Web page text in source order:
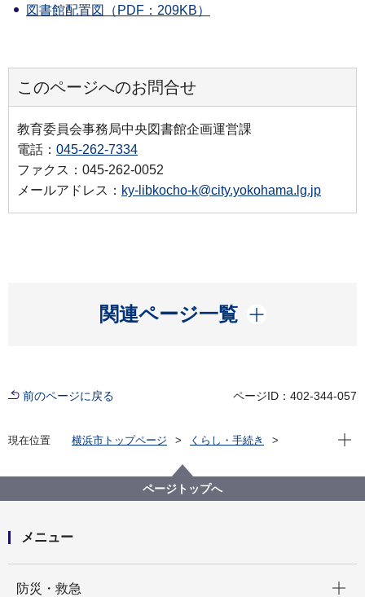
図書館配置図（PDF：209KB）
このページへのお問合せ
教育委員会事務局中央図書館企画運営課
電話： 045-262-7334
ファクス：045-262-0052
メールアドレス： ky-libkocho-k@city.yokohama.lg.jp
関連ページ一覧
開く
前のページに戻る ページID：402-344-057
現在位置 横浜市トップページ
くらし・手続き
横浜市の図書館（横浜市立図書館年報）
横浜市の図書館（横浜市立図書館年報）2020
現在
ページトップへ
メニュー
防災・救急